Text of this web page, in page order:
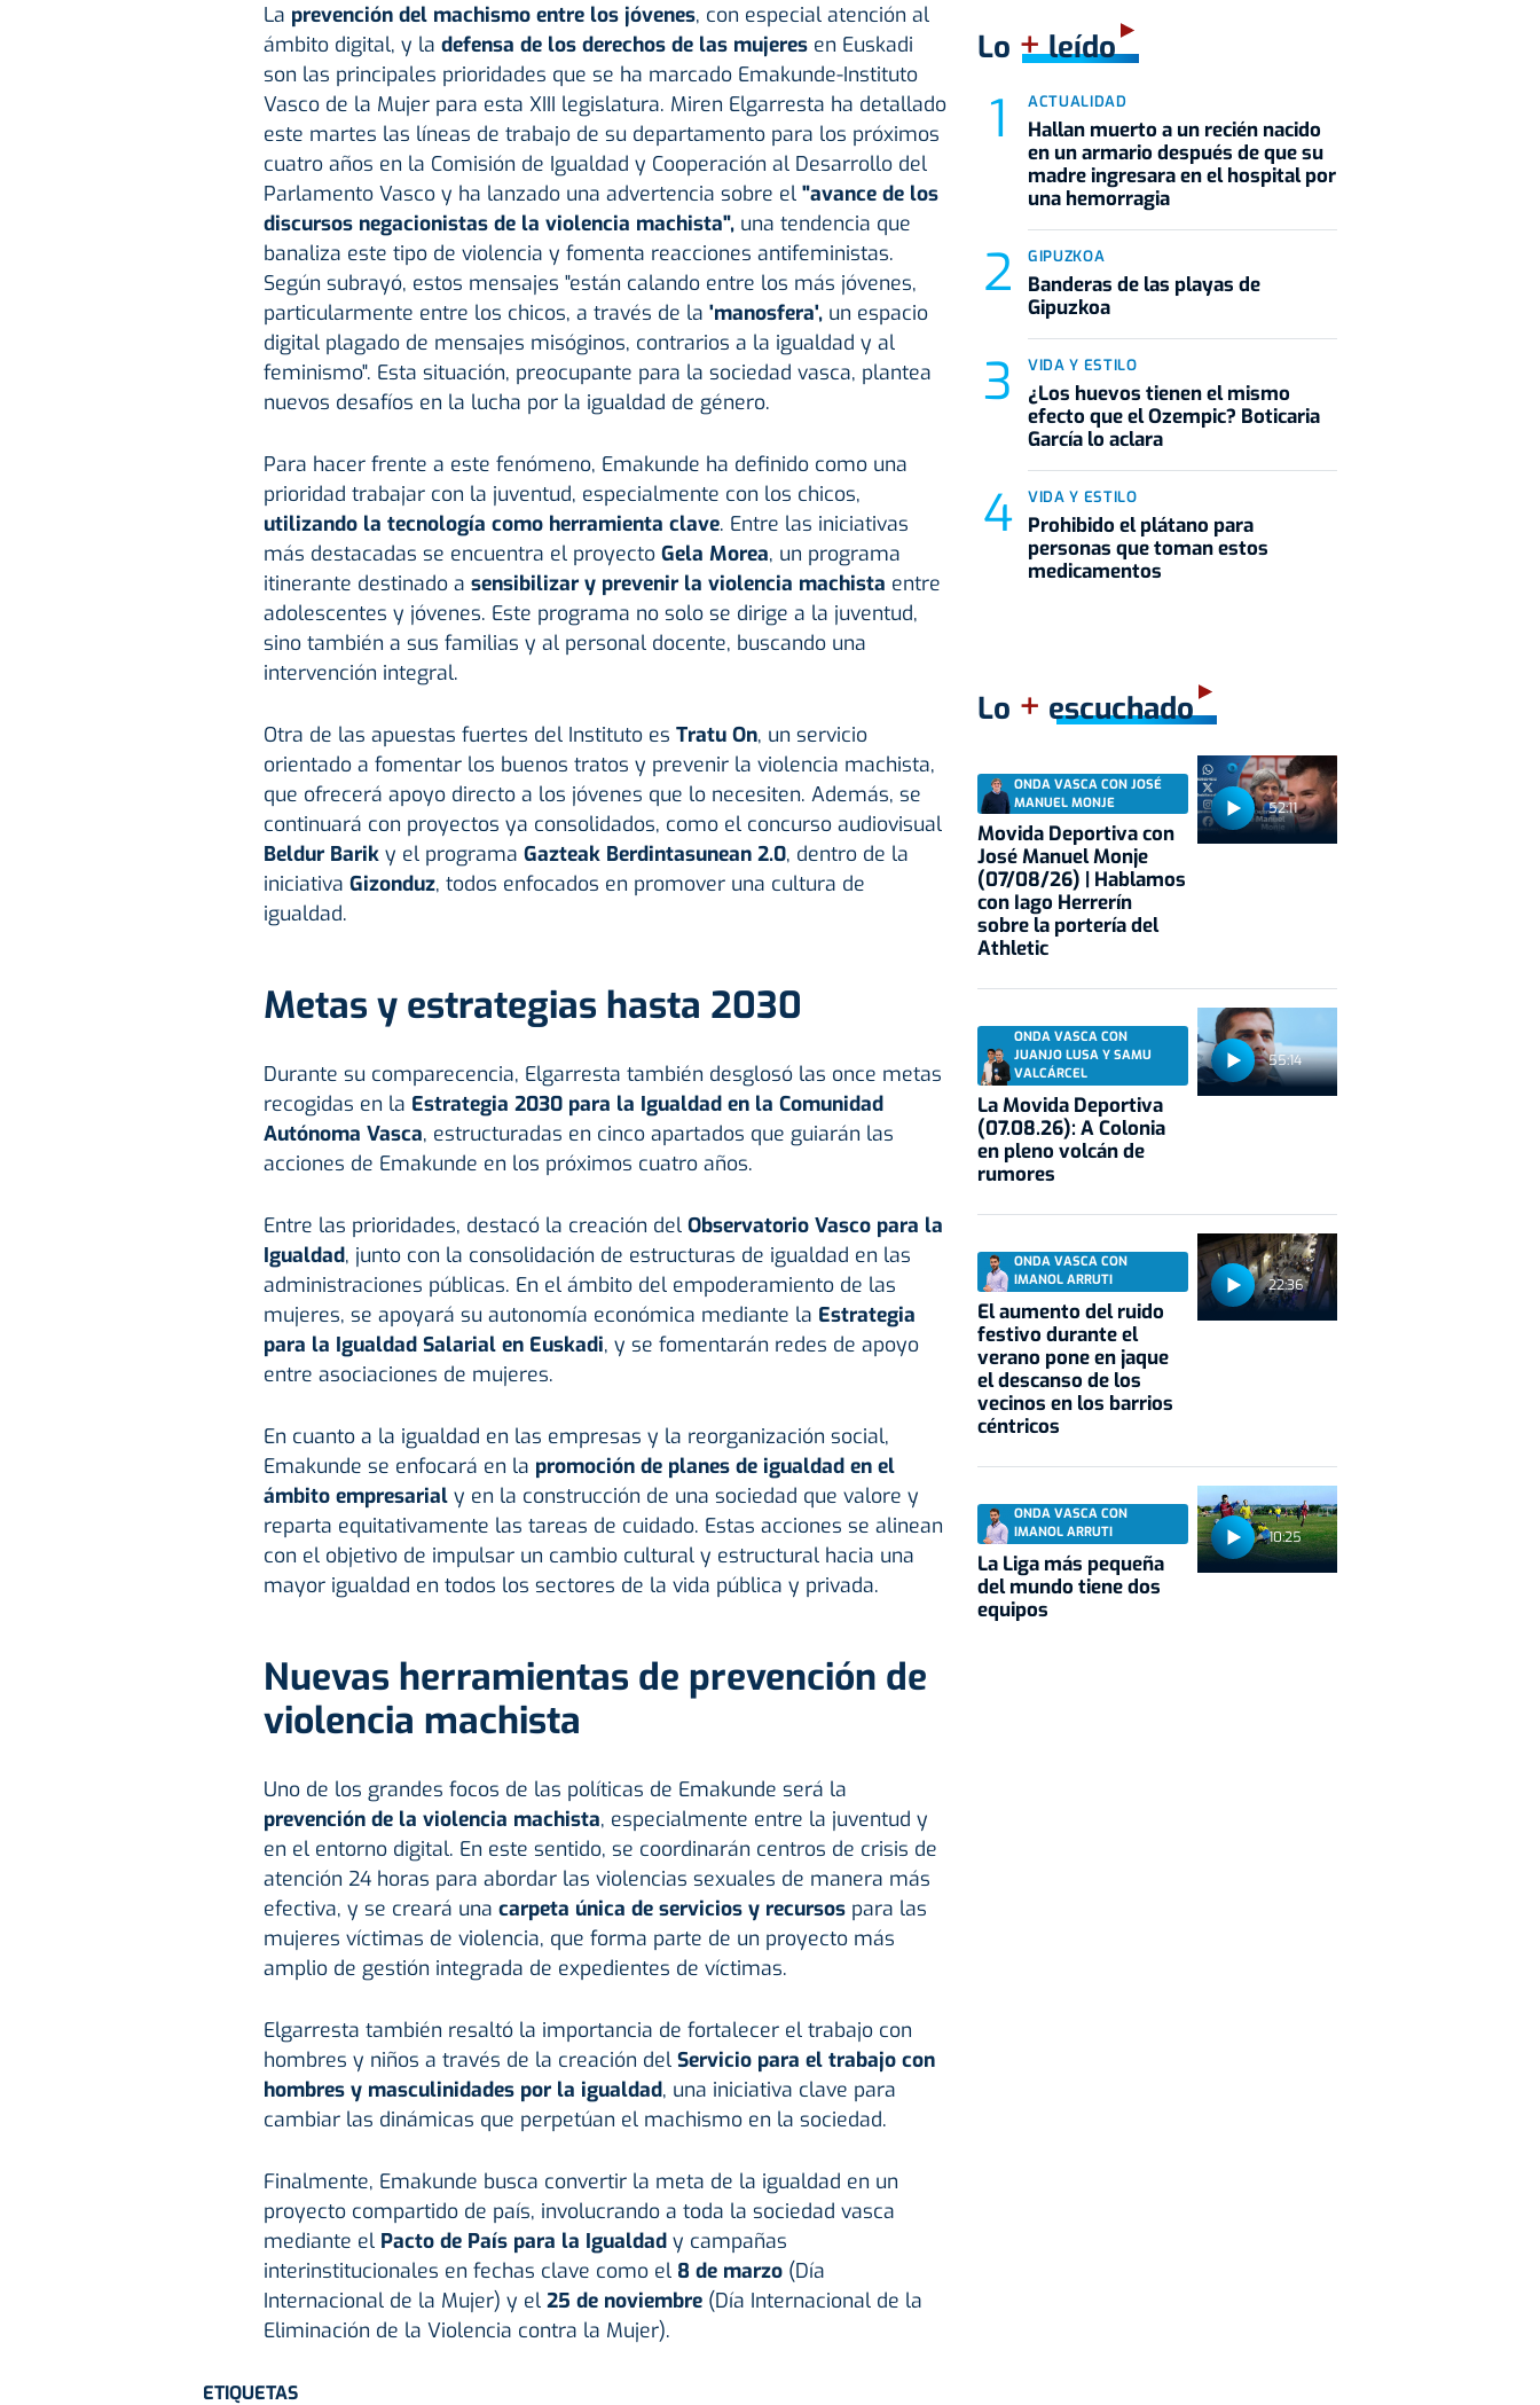
La prevención del machismo entre los jóvenes, con especial atención al
ámbito digital, y la defensa de los derechos de las mujeresen Euskadi
son las principales prioridades que se ha marcado Emakunde-Instituto
Vasco de la Mujer para esta XIII legislatura. Miren Elgarresta ha detallado
este martes las líneas de trabajo de su departamento para los próximos
cuatro años en la Comisión de Igualdad y Cooperación al Desarrollo del
Parlamento Vasco y ha lanzado una advertencia sobre el "avance de los
discursos negacionistas de la violencia machista",una tendencia que
banaliza este tipo de violencia y fomenta reacciones antifeministas.
Según subrayó, estos mensajes "están calando entre los más jóvenes,
particularmente entre los chicos, a través de la 'manosfera', un espacio
digital plagado de mensajes misóginos, contrarios a la igualdad y al
feminismo". Esta situación, preocupante para la sociedad vasca, plantea
nuevos desafíos en la lucha por la igualdad de género.
Para hacer frente a este fenómeno, Emakunde ha definido como una
prioridad trabajar con la juventud, especialmente con los chicos,
utilizando la tecnología como herramienta clave. Entre las iniciativas
más destacadas se encuentra el proyecto Gela Morea, un programa
itinerante destinado a sensibilizar y prevenir la violencia machista entre
adolescentes y jóvenes. Este programa no solo se dirige a la juventud,
sino también a sus familias y al personal docente, buscando una
intervención integral.
Otra de las apuestas fuertes del Instituto es Tratu On, un servicio
orientado a fomentar los buenos tratos y prevenir la violencia machista,
que ofrecerá apoyo directo a los jóvenes que lo necesiten. Además, se
continuará con proyectos ya consolidados, como el concurso audiovisual
Beldur Bariky el programa Gazteak Berdintasunean 2.0, dentro de la
iniciativa Gizonduz, todos enfocados en promover una cultura de
igualdad.
Metas y estrategias hasta 2030
Durante su comparecencia, Elgarresta también desglosó las once metas
recogidas en la Estrategia 2030 para la Igualdad en la Comunidad
Autónoma Vasca, estructuradas en cinco apartados que guiarán las
acciones de Emakunde en los próximos cuatro años.
Entre las prioridades, destacó la creación del Observatorio Vasco para la
Igualdad, junto con la consolidación de estructuras de igualdad en las
administraciones públicas. En el ámbito del empoderamiento de las
mujeres, se apoyará su autonomía económica mediante la Estrategia
para la Igualdad Salarial en Euskadi, y se fomentarán redes de apoyo
entre asociaciones de mujeres.
En cuanto a la igualdad en las empresas y la reorganización social,
Emakunde se enfocará en la promoción de planes de igualdad en el
ámbito empresarialy en la construcción de una sociedad que valore y
reparta equitativamente las tareas de cuidado. Estas acciones se alinean
con el objetivo de impulsar un cambio cultural y estructural hacia una
mayor igualdad en todos los sectores de la vida pública y privada.
Nuevas herramientas de prevención de
violencia machista
Uno de los grandes focos de las políticas de Emakunde será la
prevención de la violencia machista, especialmente entre la juventud y
en el entorno digital. En este sentido, se coordinarán centros de crisis de
atención 24 horas para abordar las violencias sexuales de manera más
efectiva, y se creará una carpeta única de servicios y recursospara las
mujeres víctimas de violencia, que forma parte de un proyecto más
amplio de gestión integrada de expedientes de víctimas.
Elgarresta también resaltó la importancia de fortalecer el trabajo con
hombres y niños a través de la creación del Servicio para el trabajo con
hombres y masculinidades por la igualdad, una iniciativa clave para
cambiar las dinámicas que perpetúan el machismo en la sociedad.
Finalmente, Emakunde busca convertir la meta de la igualdad en un
proyecto compartido de país, involucrando a toda la sociedad vasca
mediante el Pacto de País para la Igualdady campañas
interinstitucionales en fechas clave como el 8 de marzo(Día
Internacional de la Mujer) y el 25 de noviembre(Día Internacional de la
Eliminación de la Violencia contra la Mujer).
ETIQUETAS
Lo +leído
ACTUALIDAD
Hallan muerto a un recién nacido
en un armario después de que su
madre ingresara en el hospital por
una hemorragia
GIPUZKOA
Banderas de las playas de
Gipuzkoa
VIDA Y ESTILO
¿Los huevos tienen el mismo
efecto que el Ozempic? Boticaria
García lo aclara
VIDA Y ESTILO
Prohibido el plátano para
personas que toman estos
medicamentos
Lo + escuchado
52:11
ONDA VASCA CON JOSÉ
MANUEL MONJE
Movida Deportiva con
José Manuel Monje
(07/08/26) | Hablamos
con Iago Herrerín
sobre la portería del
Athletic
55:14
ONDA VASCA CON
JUANJO LUSA Y SAMU
VALCÁRCEL
La Movida Deportiva
(07.08.26): A Colonia
en pleno volcán de
rumores
22:36
ONDA VASCA CON
IMANOL ARRUTI
El aumento del ruido
festivo durante el
verano pone en jaque
el descanso de los
vecinos en los barrios
céntricos
10:25
ONDA VASCA CON
IMANOL ARRUTI
La Liga más pequeña
del mundo tiene dos
equipos